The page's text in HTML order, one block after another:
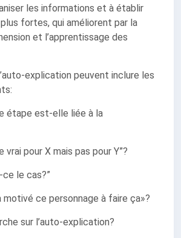
les informations et à établir
fortes, qui améliorent par la
et l’apprentissage des
explication peuvent inclure les
étape est-elle liée à la
vrai pour X mais pas pour Y”?
le cas?”
motivé ce personnage à faire ça»?
sur l’auto-explication?